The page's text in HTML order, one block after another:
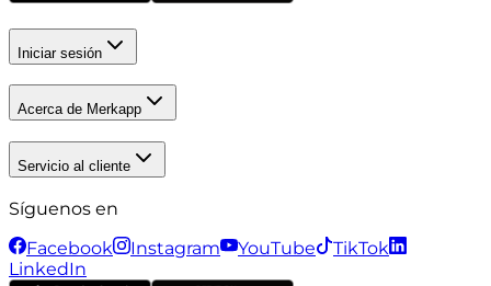
Iniciar sesión
Acerca de Merkapp
Servicio al cliente
Síguenos en
Facebook
Instagram YouTube
TikTok
LinkedIn